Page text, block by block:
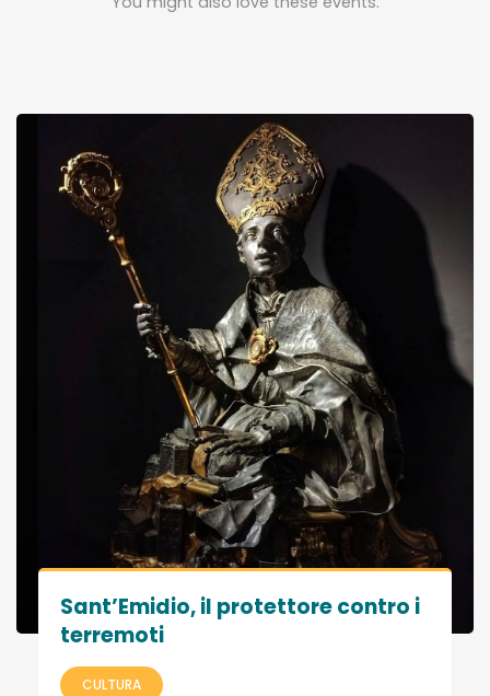
Sant’Emidio, il protettore contro i
terremoti
CULTURA